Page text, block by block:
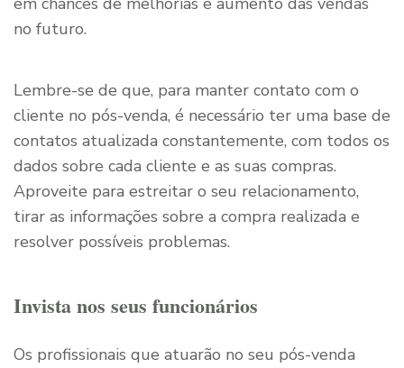
no futuro.
Lembre-se de que, para manter contato com o
cliente no pós-venda, é necessário ter uma base de
contatos atualizada constantemente, com todos os
dados sobre cada cliente e as suas compras.
Aproveite para estreitar o seu relacionamento,
tirar as informações sobre a compra realizada e
resolver possíveis problemas.
Invista nos seus funcionários
Os profissionais que atuarão no seu pós-venda